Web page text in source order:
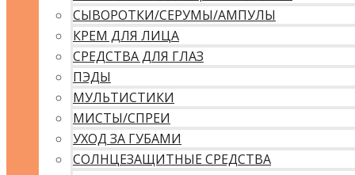
СЫВОРОТКИ/СЕРУМЫ/АМПУЛЫ
КРЕМ ДЛЯ ЛИЦА
СРЕДСТВА ДЛЯ ГЛАЗ
ПЭДЫ
МУЛЬТИСТИКИ
МИСТЫ/СПРЕИ
УХОД ЗА ГУБАМИ
СОЛНЦЕЗАЩИТНЫЕ СРЕДСТВА